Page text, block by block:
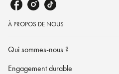
À PROPOS DE NOUS
Qui sommes-nous ?
Engagement durable